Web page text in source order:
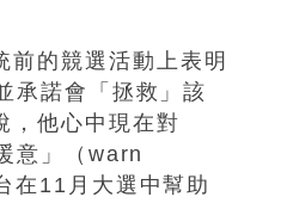
前的競選活動上表明
承諾會「拯救」該
，他心中現在對
意」（warn
在11月大選中幫助